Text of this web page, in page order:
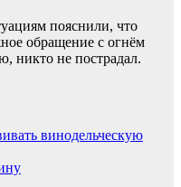
пояснили, что
обращение с огнём
никто не пострадал.
винодельческую